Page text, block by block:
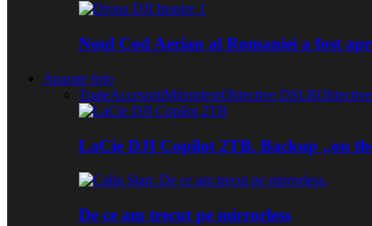
Noul Cod Aerian al Romaniei a fost
Aparate foto
ToateAccesoriiMirrorlessObiective DSLR
LaCie DJI Copilot 2TB. Backup „on
De ce am trecut pe mirrorless